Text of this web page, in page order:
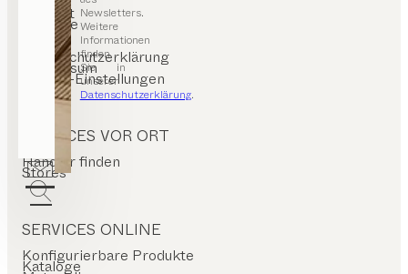
Newsletters.
Weitere
Informationen
finden
Sie in
unserer
Datenschutzerklärung.
Kontakt
Karriere
Presse
Datenschutzerklärung
Impressum
Cookie-Einstellungen
SERVICES VOR ORT
Händler finden
Stores
SERVICES ONLINE
Konfigurierbare Produkte
Kataloge